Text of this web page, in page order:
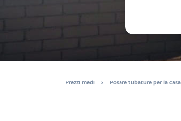
Prezzi medi > Posare tubature per la casa